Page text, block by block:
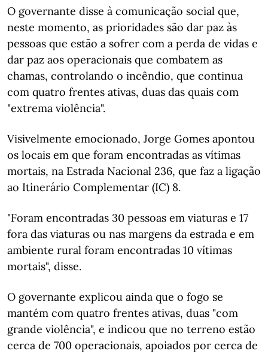
O governante disse à comunicação social que,
neste momento, as prioridades são dar paz às
pessoas que estão a sofrer com a perda de vidas e
dar paz aos operacionais que combatem as
chamas, controlando o incêndio, que continua
com quatro frentes ativas, duas das quais com
"extrema violência".
Visivelmente emocionado, Jorge Gomes apontou
os locais em que foram encontradas as vítimas
mortais, na Estrada Nacional 236, que faz a ligação
ao Itinerário Complementar (IC) 8.
"Foram encontradas 30 pessoas em viaturas e 17
fora das viaturas ou nas margens da estrada e em
ambiente rural foram encontradas 10 vítimas
mortais", disse.
O governante explicou ainda que o fogo se
mantém com quatro frentes ativas, duas "com
grande violência", e indicou que no terreno estão
cerca de 700 operacionais, apoiados por cerca de